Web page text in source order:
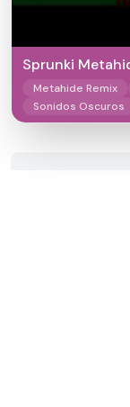
Sprunki
Metahide Remix
Sonidos Oscuros